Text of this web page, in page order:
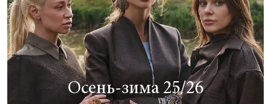
Осень-зима 25/26